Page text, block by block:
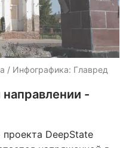
/ Инфографика: Главред
-
DeepState